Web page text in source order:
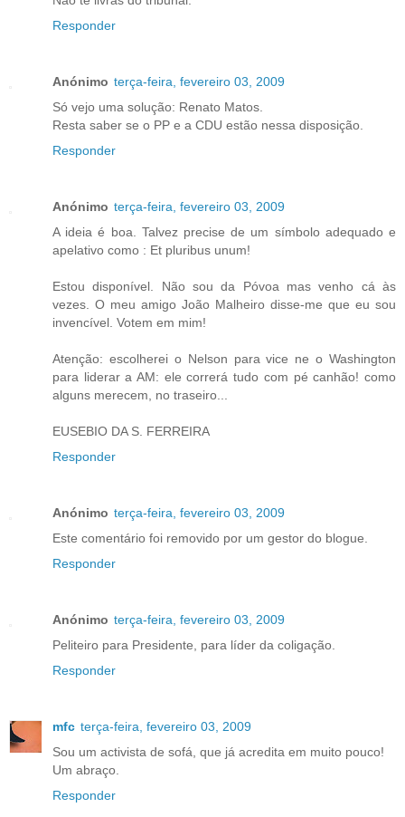
Responder
Anónimo terça-feira, fevereiro 03, 2009
Só vejo uma solução: Renato Matos.
Resta saber se o PP e a CDU estão nessa disposição.
Responder
Anónimo terça-feira, fevereiro 03, 2009
A ideia é boa. Talvez precise de um símbolo adequado e
apelativo como : Et pluribus unum!
Estou disponível. Não sou da Póvoa mas venho cá às
vezes. O meu amigo João Malheiro disse-me que eu sou
invencível. Votem em mim!
Atenção: escolherei o Nelson para vice ne o Washington
para liderar a AM: ele correrá tudo com pé canhão! como
alguns merecem, no traseiro...
EUSEBIO DA S. FERREIRA
Responder
Anónimo terça-feira, fevereiro 03, 2009
Este comentário foi removido por um gestor do blogue.
Responder
Anónimo terça-feira, fevereiro 03, 2009
Peliteiro para Presidente, para líder da coligação.
Responder
mfc terça-feira, fevereiro 03, 2009
Sou um activista de sofá, que já acredita em muito pouco!
Um abraço.
Responder